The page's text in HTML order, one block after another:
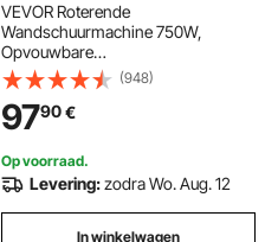
VEVOR Roterende
Wandschuurmachine 750W,
Opvouwbare
Gipsplaatschuurmachine met
Telescopisch Handvat, Variabele
Snelheid 800–1750 RPM,
Wandschuurmachine met LED-
stripverlichting en Stofzak
(948)
9790€
Op voorraad.
Levering:zodra Wo. Aug. 12
In winkelwagen